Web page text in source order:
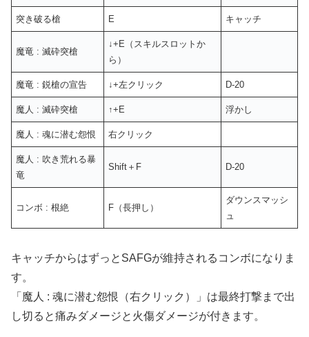
突き破る槍 E キャッチ
魔竜 : 滅砕突槍
↓+E（スキルスロットか
ら）
魔竜 : 鋭槍の宣告 ↓+左クリック D-20
魔人 : 滅砕突槍 ↑+E 浮かし
魔人 : 魂に潜む怨恨 右クリック
魔人 : 吹き荒れる暴
竜
Shift＋F D-20
コンボ : 根絶 F（長押し）
ダウンスマッシ
ュ
キャッチからはずっとSAFGが維持されるコンボになりま
す。
「魔人 : 魂に潜む怨恨（右クリック）」は最終打撃まで出
し切ると痛みダメージと火傷ダメージが付きます。